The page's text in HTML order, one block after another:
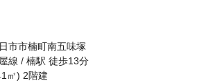
市市楠町南五味塚
線 / 楠駅 徒歩13分
㎡) 2階建